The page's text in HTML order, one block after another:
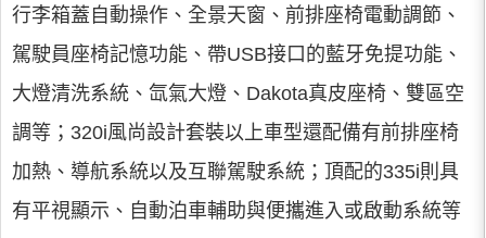
行李箱蓋自動操作、全景天窗、前排座椅電動調節、
駕駛員座椅記憶功能、帶USB接口的藍牙免提功能、
大燈清洗系統、氙氣大燈、Dakota真皮座椅、雙區空
調等；320i風尚設計套裝以上車型還配備有前排座椅
加熱、導航系統以及互聯駕駛系統；頂配的335i則具
有平視顯示、自動泊車輔助與便攜進入或啟動系統等